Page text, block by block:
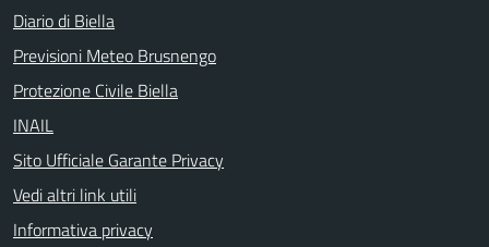
Diario di Biella
Previsioni Meteo Brusnengo
Protezione Civile Biella
INAIL
Sito Ufficiale Garante Privacy
Vedi altri link utili
Informativa privacy